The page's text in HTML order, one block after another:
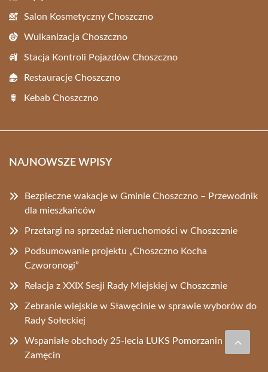
Salon Kosmetyczny Choszczno
Wulkanizacja Choszczno
Stacja Kontroli Pojazdów Choszczno
Restauracje Choszczno
Kebab Choszczno
NAJNOWSZE WPISY
Bezpieczne wakacje w Gminie Choszczno – Przewodnik
dla mieszkańców
Przetargi na sprzedaż nieruchomości w Choszcznie
Podsumowanie projektu „Choszczno Kocha
Czworonogi”
Relacja z XXIX Sesji Rady Miejskiej w Choszcznie
Zebranie wiejskie w Sławęcinie w sprawie wyborów do
Rady Sołeckiej
Wspaniałe obchody 25-lecia LUKS Pomorzanin
Zamęcin